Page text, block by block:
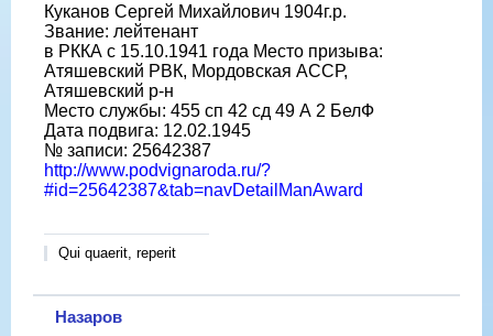
Куканов Сергей Михайлович 1904г.р.
Звание: лейтенант
в РККА с 15.10.1941 года Место призыва:
Атяшевский РВК, Мордовская АССР,
Атяшевский р-н
Место службы: 455 сп 42 сд 49 А 2 БелФ
Дата подвига: 12.02.1945
№ записи: 25642387
http://www.podvignaroda.ru/?
#id=25642387&tab=navDetailManAward
Qui quaerit, reperit
Назаров